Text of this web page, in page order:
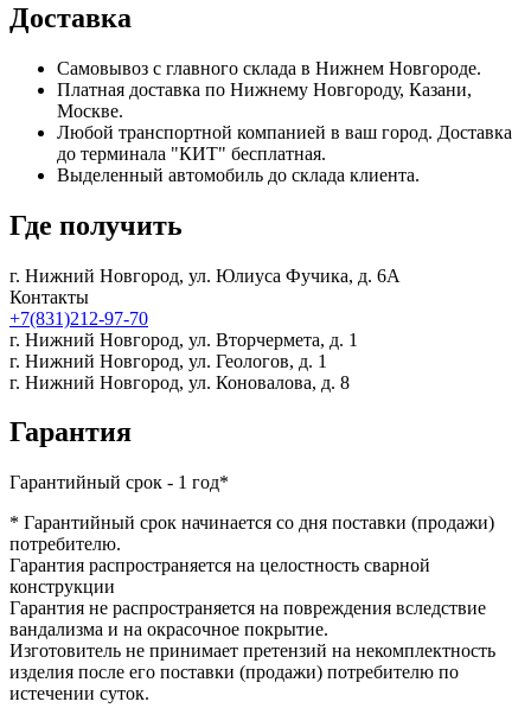
Доставка
Самовывоз с главного склада в Нижнем Новгороде.
Платная доставка по Нижнему Новгороду, Казани,
Москве.
Любой транспортной компанией в ваш город. Доставка
до терминала "КИТ" бесплатная.
Выделенный автомобиль до склада клиента.
Где получить
г. Нижний Новгород, ул. Юлиуса Фучика, д. 6А
Контакты
+7(831)212-97-70
г. Нижний Новгород, ул. Вторчермета, д. 1
г. Нижний Новгород, ул. Геологов, д. 1
г. Нижний Новгород, ул. Коновалова, д. 8
Гарантия
Гарантийный срок - 1 год*
* Гарантийный срок начинается со дня поставки (продажи)
потребителю.
Гарантия распространяется на целостность сварной
конструкции
Гарантия не распространяется на повреждения вследствие
вандализма и на окрасочное покрытие.
Изготовитель не принимает претензий на некомплектность
изделия после его поставки (продажи) потребителю по
истечении суток.